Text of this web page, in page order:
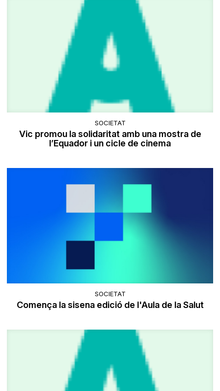
SOCIETAT
Vic promou la solidaritat amb una mostra de
l’Equador i un cicle de cinema
SOCIETAT
Comença la sisena edició de l'Aula de la Salut